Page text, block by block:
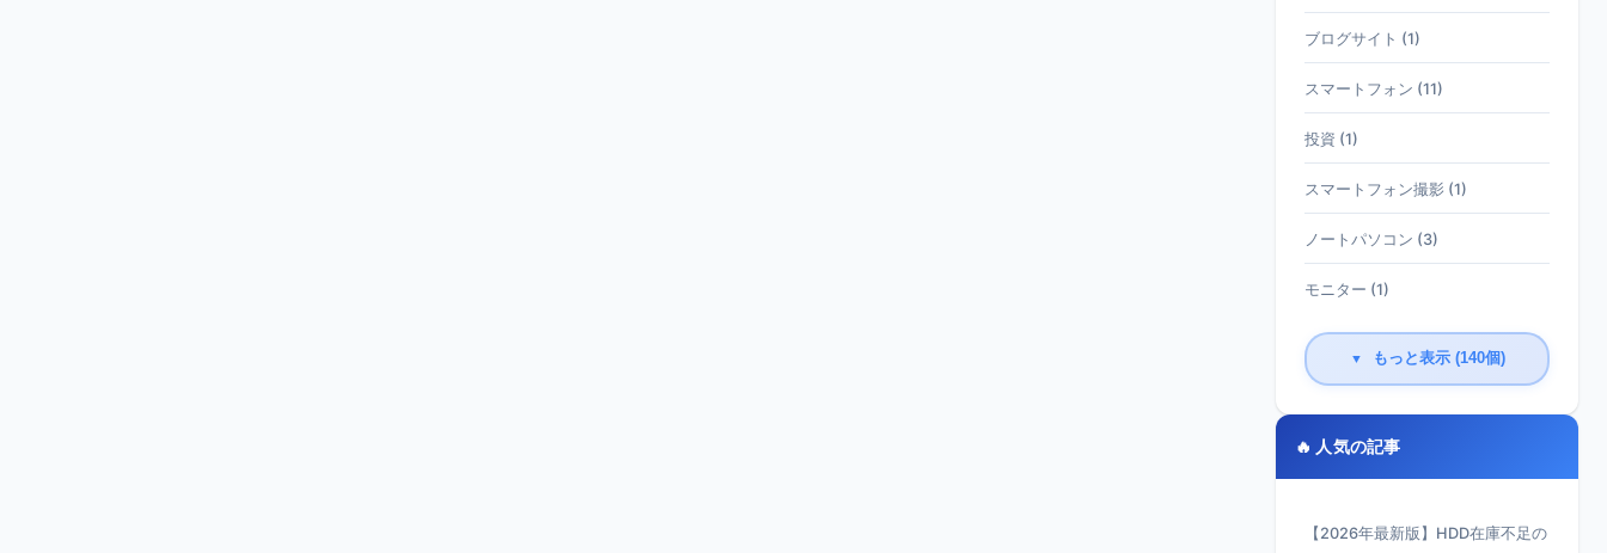
ブログサイト (1)
スマートフォン (11)
投資 (1)
スマートフォン撮影 (1)
ノートパソコン (3)
モニター (1)
▼ もっと表示 (140個)
🔥 人気の記事
【2026年最新版】HDD在庫不足の